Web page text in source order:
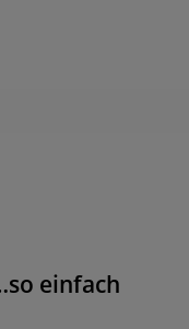
einfach